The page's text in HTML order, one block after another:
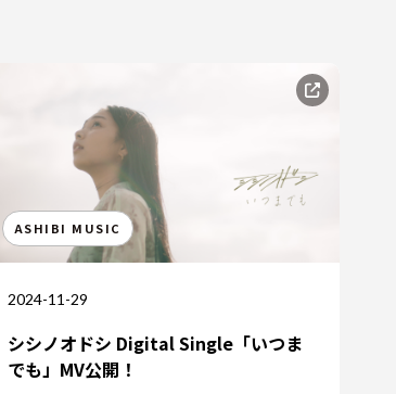
MEMBER
RECRUIT
JP
ASHIBI MUSIC
2024-11-29
シシノオドシ Digital Single「いつま
でも」MV公開！